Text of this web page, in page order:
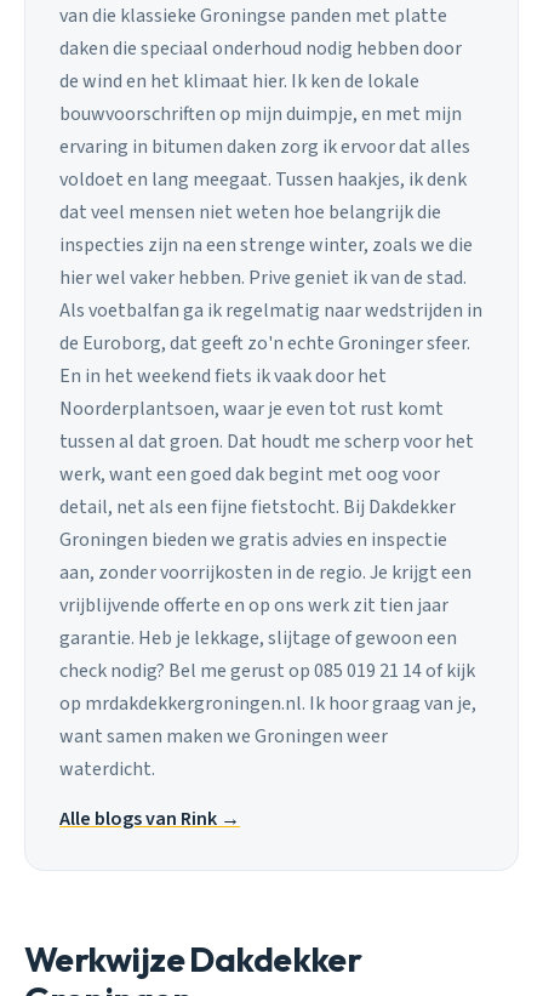
van die klassieke Groningse panden met platte
daken die speciaal onderhoud nodig hebben door
de wind en het klimaat hier. Ik ken de lokale
bouwvoorschriften op mijn duimpje, en met mijn
ervaring in bitumen daken zorg ik ervoor dat alles
voldoet en lang meegaat. Tussen haakjes, ik denk
dat veel mensen niet weten hoe belangrijk die
inspecties zijn na een strenge winter, zoals we die
hier wel vaker hebben. Prive geniet ik van de stad.
Als voetbalfan ga ik regelmatig naar wedstrijden in
de Euroborg, dat geeft zo'n echte Groninger sfeer.
En in het weekend fiets ik vaak door het
Noorderplantsoen, waar je even tot rust komt
tussen al dat groen. Dat houdt me scherp voor het
werk, want een goed dak begint met oog voor
detail, net als een fijne fietstocht. Bij Dakdekker
Groningen bieden we gratis advies en inspectie
aan, zonder voorrijkosten in de regio. Je krijgt een
vrijblijvende offerte en op ons werk zit tien jaar
garantie. Heb je lekkage, slijtage of gewoon een
check nodig? Bel me gerust op 085 019 21 14 of kijk
op mrdakdekkergroningen.nl. Ik hoor graag van je,
want samen maken we Groningen weer
waterdicht.
Alle blogs van Rink →
Werkwijze Dakdekker